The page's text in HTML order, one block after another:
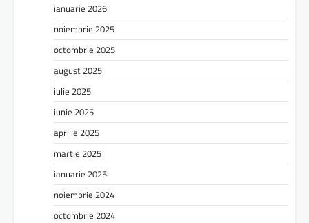
ianuarie 2026
noiembrie 2025
octombrie 2025
august 2025
iulie 2025
iunie 2025
aprilie 2025
martie 2025
ianuarie 2025
noiembrie 2024
octombrie 2024